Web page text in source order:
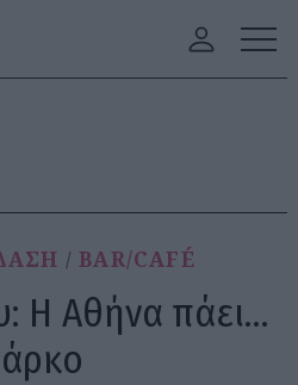
BAR/CAFÉ
Η Αθήνα πάει…